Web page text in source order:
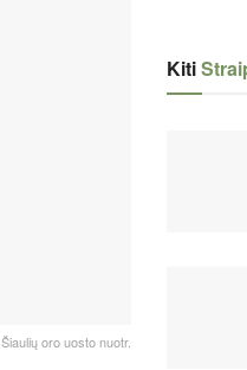
oro uosto nuotr.
Kiti